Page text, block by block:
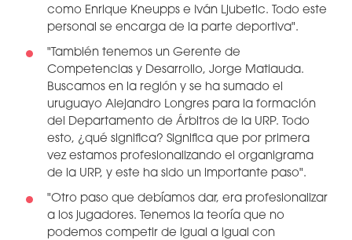
como Enrique Kneupps e Iván Ljubetic. Todo este
personal se encarga de la parte deportiva".
"También tenemos un Gerente de
Competencias y Desarrollo, Jorge Matiauda.
Buscamos en la región y se ha sumado el
uruguayo Alejandro Longres para la formación
del Departamento de Árbitros de la URP. Todo
esto, ¿qué significa? Significa que por primera
vez estamos profesionalizando el organigrama
de la URP, y este ha sido un importante paso".
"Otro paso que debíamos dar, era profesionalizar
a los jugadores. Tenemos la teoría que no
podemos competir de igual a igual con